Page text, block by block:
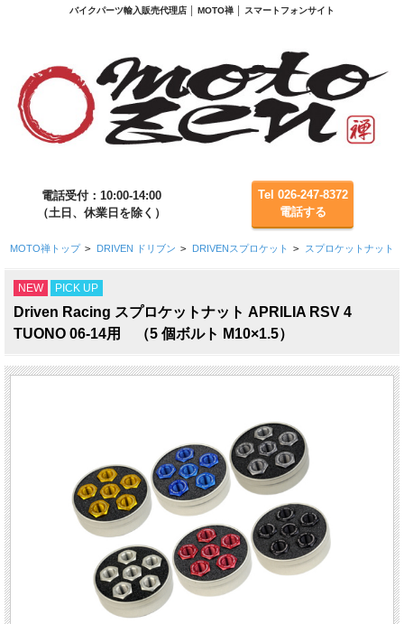
バイクパーツ輸入販売代理店 │ MOTO禅 │ スマートフォンサイト
電話受付：10:00-14:00
（土日、休業日を除く）
Tel 026-247-8372
電話する
MOTO禅トップ > DRIVEN ドリブン > DRIVENスプロケット > スプロケットナット
NEW PICK UP
Driven Racing スプロケットナット APRILIA RSV 4
TUONO 06-14用 （5 個ボルト M10×1.5）